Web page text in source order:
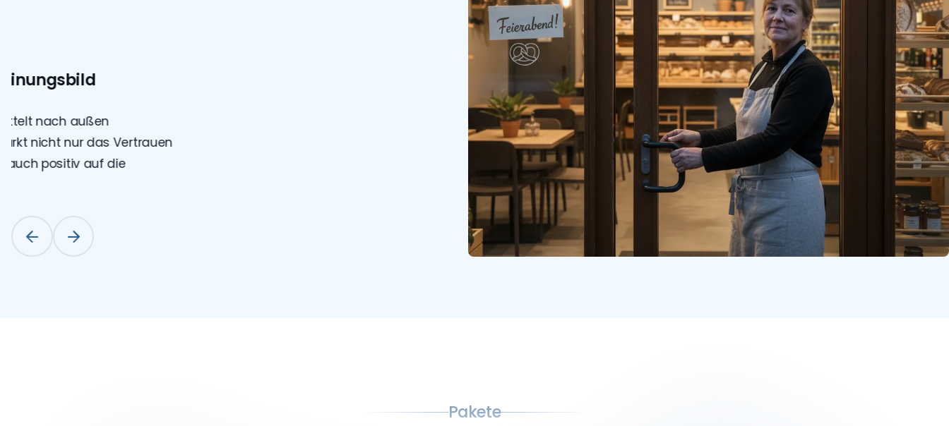
Lückenlose Überwachung
Auch wenn Sie nicht vor Ort sind, bleibt Ihr Geschäft unter
Kontrolle. Dank 24/7-Überwachung und Echtzeit-Warnungen
werden verdächtige Aktivitäten sofort erkannt und passende
Pakete